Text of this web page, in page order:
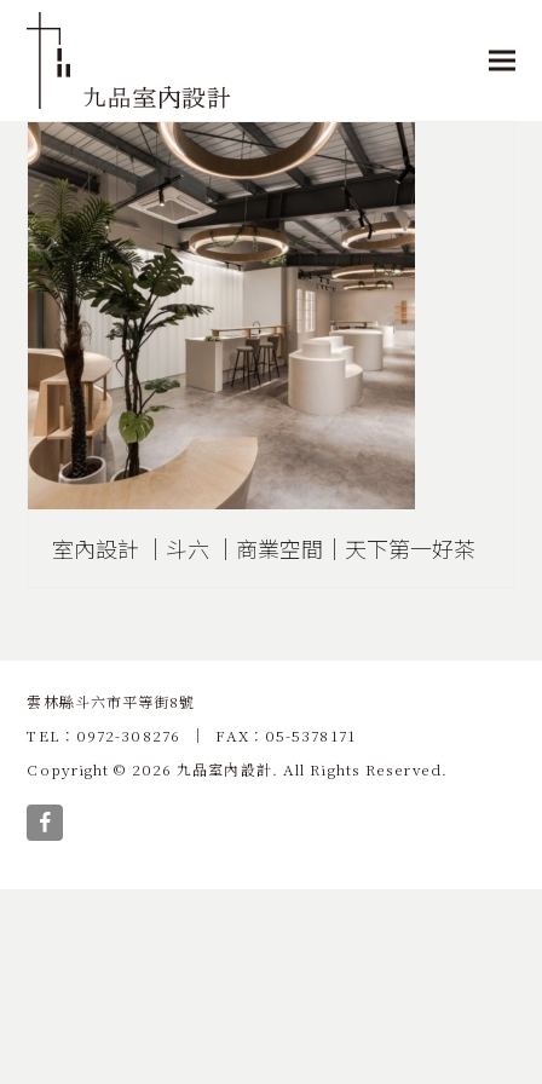
室內設計 │斗六 │商業空間│天下第一好茶
雲林縣斗六市平等街8號
TEL：0972-308276 │ FAX：05-5378171
Copyright © 2026 九品室內設計. All Rights Reserved.
Facebook